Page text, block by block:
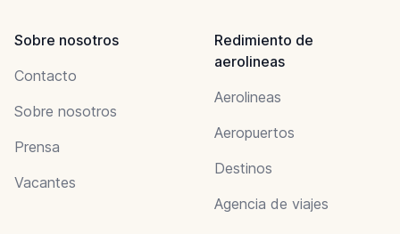
Sobre nosotros
Contacto
Sobre nosotros
Prensa
Vacantes
Redimiento de
aerolineas
Aerolineas
Aeropuertos
Destinos
Agencia de viajes